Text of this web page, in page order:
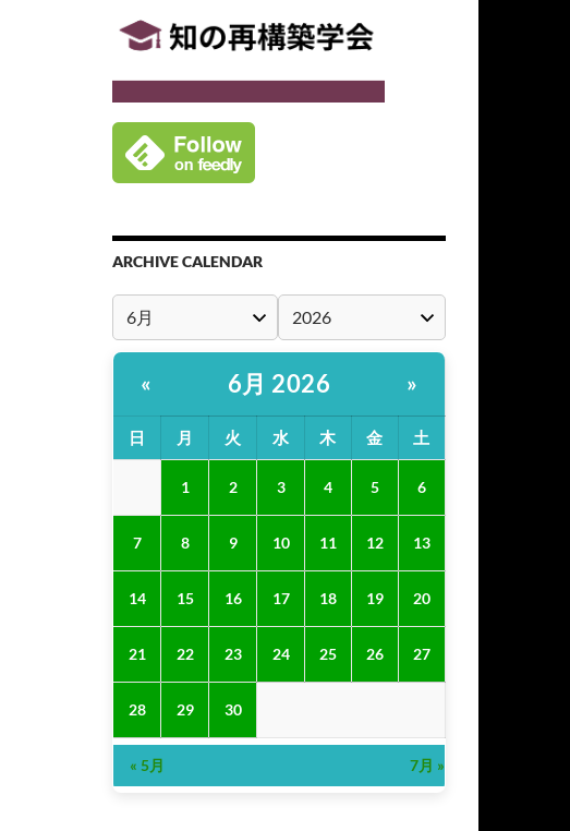
ARCHIVE CALENDAR
« 6月 2026 »
日 月 火 水 木 金 土
1 2 3 4 5 6
7 8 9 10 11 12 13
14 15 16 17 18 19 20
21 22 23 24 25 26 27
28 29 30
« 5月 7月 »